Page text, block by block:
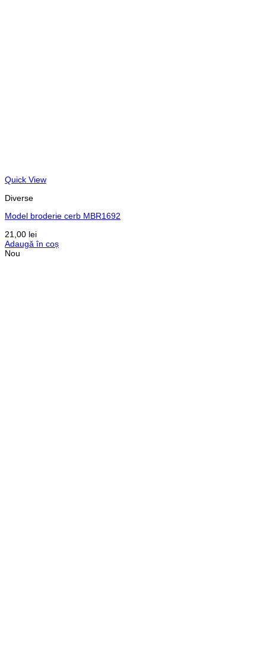
Quick View
Diverse
Model broderie cerb MBR1692
21,00 lei
Adaugă în coș
Nou